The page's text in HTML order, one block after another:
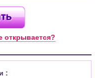
открывается?
: